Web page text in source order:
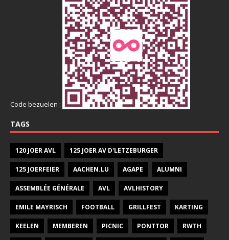
Code bezuelen :
TAGS
120 JOER AVL 125 JOER AV D'LETZEBURGER
125 JOERFEIER AACHEN.LU AGAPE ALUMNI
ASSEMBLÉE GÉNÉRALE AVL AVLHISTORY
EMILE MAYRISCH FOOTBALL GRILLFEST KARTING
KEELEN MEMBEREN PICNIC PONTTOR RWTH